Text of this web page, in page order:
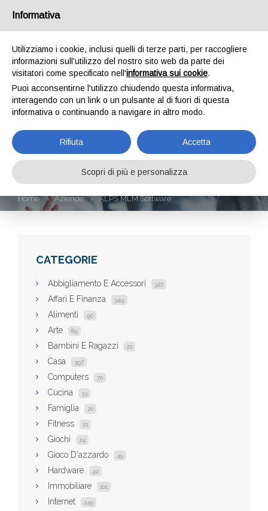
ALPS MLM
SOFTWARE
Home Aziende ALPS MLM Software
CATEGORIE
Abbigliamento E Accessori 327
Affari E Finanza 349
Alimenti 90
Arte 89
Bambini E Ragazzi 21
Casa 397
Computers 70
Cucina 33
Famiglia 20
Fitness 21
Giochi 24
Gioco D'azzardo 45
Hardware 42
Immobiliare 101
Internet 245
Informativa
Utilizziamo i cookie, inclusi quelli di terze parti, per raccogliere
informazioni sull’utilizzo del nostro sito web da parte dei
visitatori come specificato nell'informativa sui cookie.
Puoi acconsentirne l'utilizzo chiudendo questa informativa,
interagendo con un link o un pulsante al di fuori di questa
informativa o continuando a navigare in altro modo.
Rifiuta Accetta
Scopri di più e personalizza